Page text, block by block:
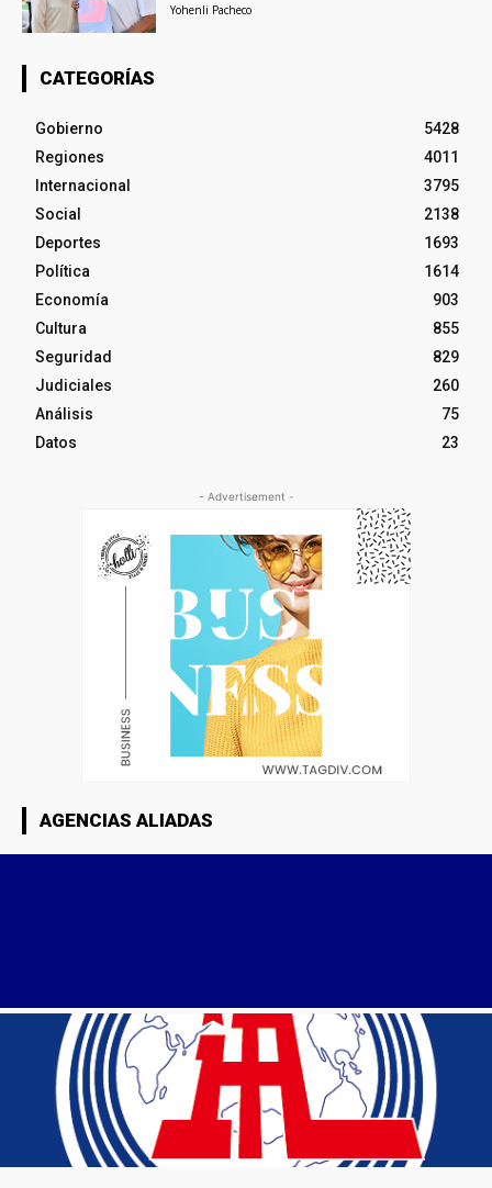
Yohenli Pacheco
CATEGORÍAS
Gobierno
5428
Regiones
4011
Internacional
3795
Social
2138
Deportes
1693
Política
1614
Economía
903
Cultura
855
Seguridad
829
Judiciales
260
Análisis
75
Datos
23
- Advertisement -
AGENCIAS ALIADAS